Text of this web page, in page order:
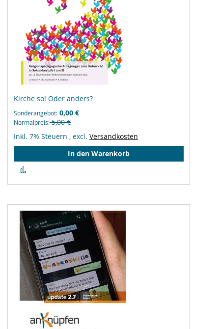
Kirche so! Oder anders?
Sonderangebot 0,00 €
Normalpreis 5,00 €
Inkl. 7% Steuern , excl. Versandkosten
In den Warenkorb
hinzufügen